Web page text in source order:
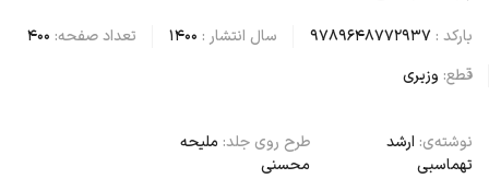
بارکد : 9789648772937 سال انتشار : 1400 تعداد صفحه: 400
قطع: وزیری
نوشته‌ی: ارشد
تهماسبی
طرح روی جلد: ملیحه
محسنی